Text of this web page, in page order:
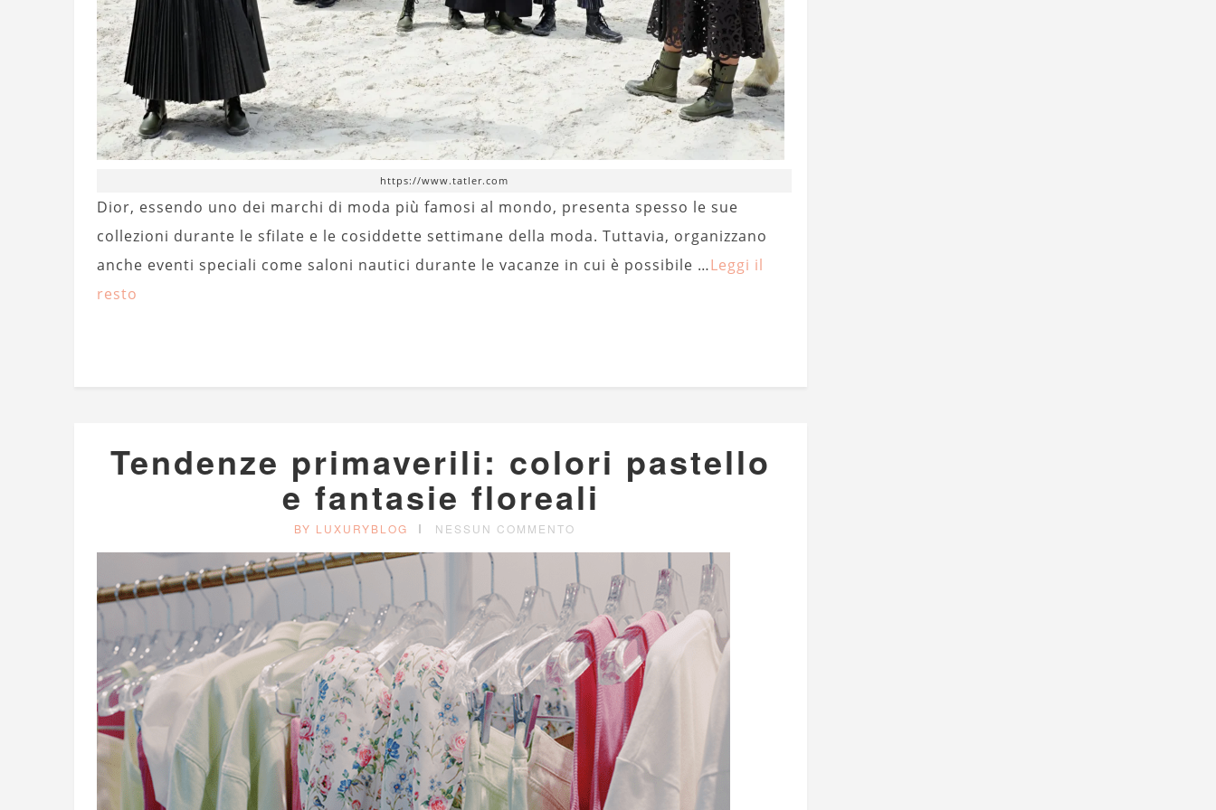
https://www.tatler.com
Dior, essendo uno dei marchi di moda più famosi al mondo, presenta spesso le sue
collezioni durante le sfilate e le cosiddette settimane della moda. Tuttavia, organizzano
anche eventi speciali come saloni nautici durante le vacanze in cui è possibile …Leggi il
resto
Tendenze primaverili: colori pastello
e fantasie floreali
BY LUXURYBLOG NESSUN COMMENTO